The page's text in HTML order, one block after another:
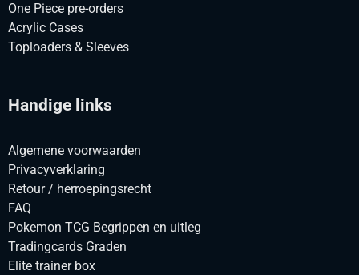
One Piece pre-orders
Acrylic Cases
Toploaders & Sleeves
Handige links
Algemene voorwaarden
Privacyverklaring
Retour / herroepingsrecht
FAQ
Pokemon TCG Begrippen en uitleg
Tradingcards Graden
Elite trainer box